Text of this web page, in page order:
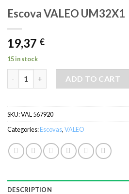
Escova VALEO UM32X1
19,37 €
15 in stock
ADD TO CART
SKU:VAL 567920
Categories:Escovas,VALEO
DESCRIPTION